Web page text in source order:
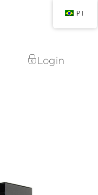
Login
PT